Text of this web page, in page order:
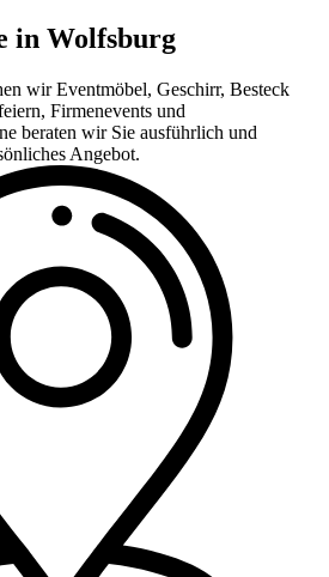
in Wolfsburg
wir Eventmöbel, Geschirr, Besteck
Firmenevents und
beraten wir Sie ausführlich und
Angebot.